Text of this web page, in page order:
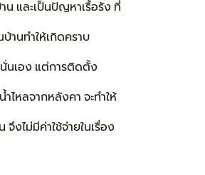
และเป็นปัญหาเรื้อรัง ที่
านทำให้เกิดคราบ
นั่นเอง แต่การติดตั้ง
หลจากหลังคา จะทำให้
งไม่มีค่าใช้จ่ายในเรื่อง